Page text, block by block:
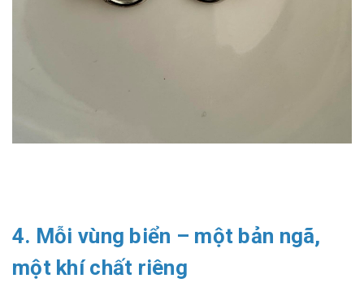
4. Mỗi vùng biển – một bản ngã,
một khí chất riêng